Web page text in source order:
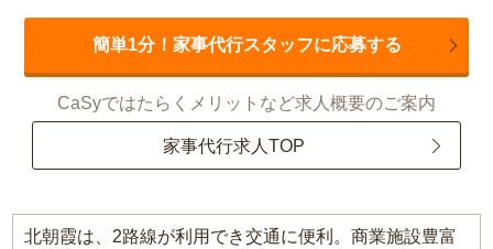
簡単1分！家事代行スタッフに応募する
CaSyではたらくメリットなど求人概要のご案内
家事代行求人TOP
北朝霞は、2路線が利用でき交通に便利。商業施設豊富